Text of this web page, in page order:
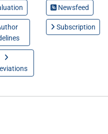
Newsfeed
Subscription